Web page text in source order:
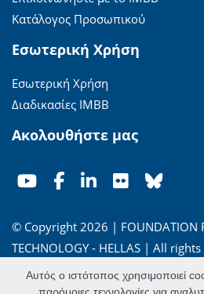
Κατάλογος Προσωπικού
Εσωτερική Χρήση
Εσωτερική Χρήση
Διαδικασίες ΙΜΒΒ
Ακολουθήστε μας
© Copyright 2026 | FOUNDATION
TECHNOLOGY - HELLAS | All
'Οροι Χρήσης|Πολιτική
Αυτός ο ιστότοπος χρησιμοποιεί